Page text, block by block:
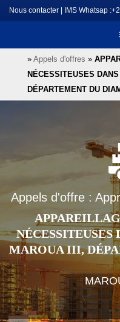
Aller
au
Nous contacter IMS Whatsap
» Appels d'offres »
NÉCESSITEUSES
DÉPARTEMENT DU
Appels d'offre :
MAROUA III,